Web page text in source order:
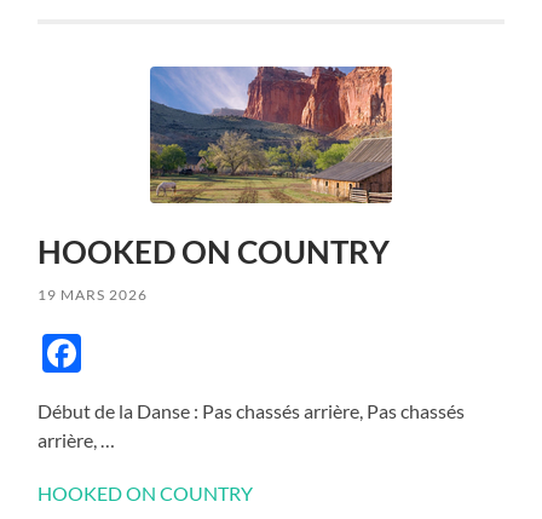
HOOKED ON COUNTRY
19 MARS 2026
Début de la Danse : Pas chassés arrière, Pas chassés
arrière, …
HOOKED ON COUNTRY